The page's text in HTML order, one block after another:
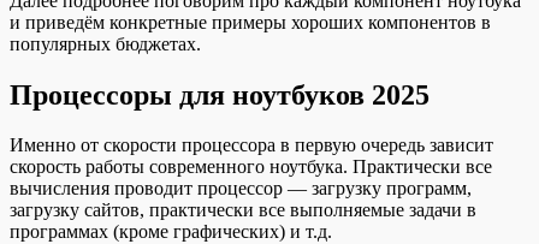
и приведём конкретные примеры хороших компонентов в
популярных бюджетах.
Процессоры для ноутбуков 2025
Именно от скорости процессора в первую очередь зависит
скорость работы современного ноутбука. Практически все
вычисления проводит процессор — загрузку программ,
загрузку сайтов, практически все выполняемые задачи в
программах (кроме графических) и т.д.